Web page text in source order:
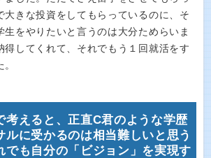
大きな投資をしてもらっているのに、そ
生をやりたいと言うのは大分ためらいま
得してくれて、それでもう１回就活をす
考えると、正直C君のような学歴
ルに受かるのは相当難しいと思う
でも自分の「ビジョン」を実現す